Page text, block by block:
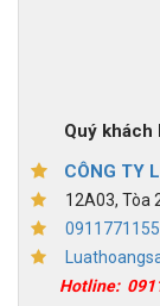
Quý khách
CÔNG TY
12A03, Tòa
0911771155
Hotline: